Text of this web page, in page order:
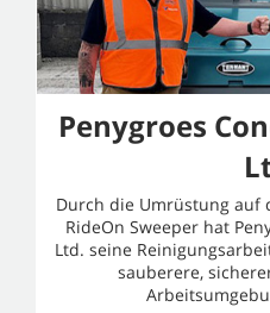
Penygroes
Durch die Umrüstung auf
RideOn Sweeper hat
Ltd. seine
sauberere,